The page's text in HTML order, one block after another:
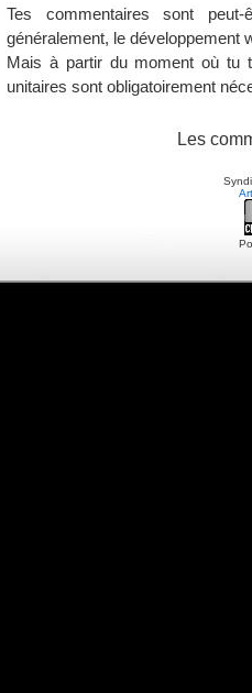
Tes commentaires sont
généralement, le développement
Mais à partir du moment où tu
unitaires sont obligatoirement
Les